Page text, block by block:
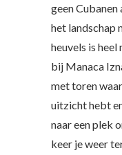
geen
het landschap
heuvels is
bij Manaca
met toren
uitzicht hebt
naar een plek
keer je weer